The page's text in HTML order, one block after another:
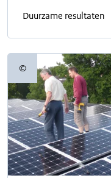
Duurzame resultaten
©Copyrightinformatie